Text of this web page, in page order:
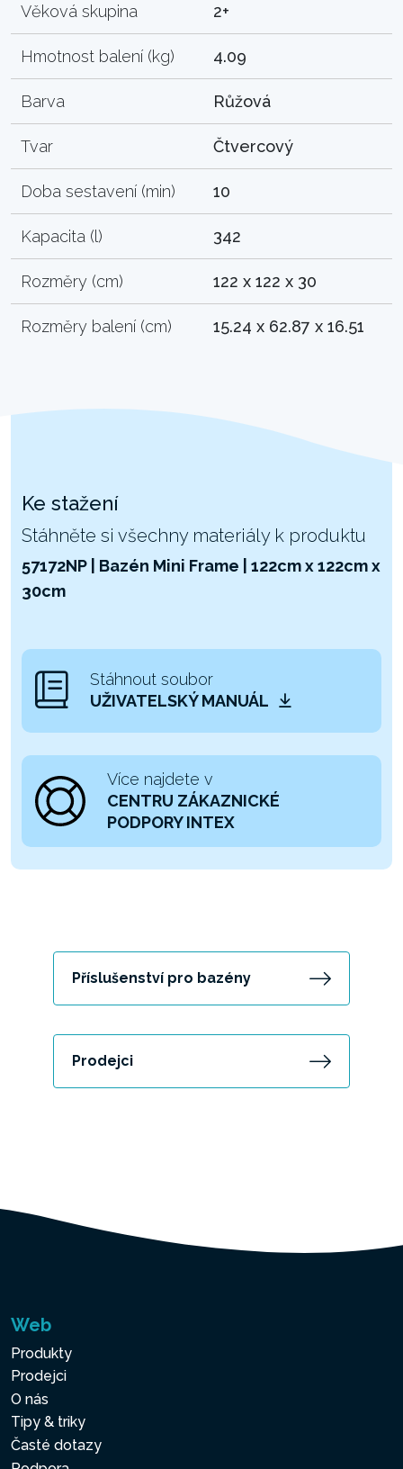
Věková skupina 2+
Hmotnost balení (kg) 4.09
Barva Růžová
Tvar Čtvercový
Doba sestavení (min) 10
Kapacita (l) 342
Rozměry (cm) 122 x 122 x 30
Rozměry balení (cm) 15.24 x 62.87 x 16.51
Ke stažení
Stáhněte si všechny materiály k produktu
57172NP | Bazén Mini Frame | 122cm x 122cm x
30cm
Stáhnout soubor
UŽIVATELSKÝ MANUÁL
Více najdete v
CENTRU ZÁKAZNICKÉ
PODPORY INTEX
Příslušenství pro bazény
Prodejci
Web
Produkty
Prodejci
O nás
Tipy & triky
Časté dotazy